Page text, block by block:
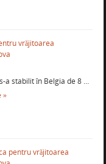
vrăjitoarea
a stabilit în Belgia de 8 …
»
pentru vrăjitoarea